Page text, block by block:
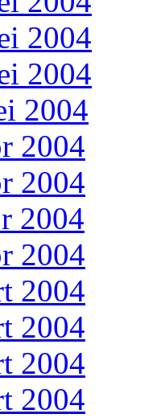
2004
2004
2004
2004
2004
2004
2004
2004
2004
2004
2004